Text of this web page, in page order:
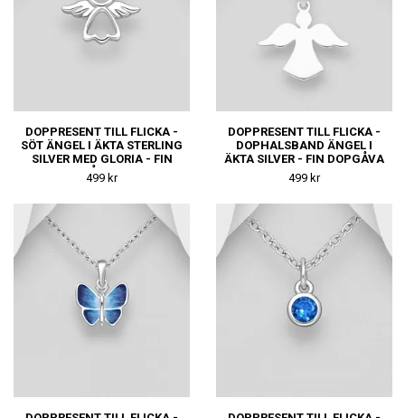
DOPPRESENT TILL FLICKA -
SÖT ÄNGEL I ÄKTA STERLING
SILVER MED GLORIA - FIN
DOPGÅVA ELLER
NAMNGIVNINGSPRESENT
499 kr
DOPPRESENT TILL FLICKA -
DOPHALSBAND ÄNGEL I
ÄKTA SILVER - FIN DOPGÅVA
ELLER
NAMNGIVNINGSPRESENT
499 kr